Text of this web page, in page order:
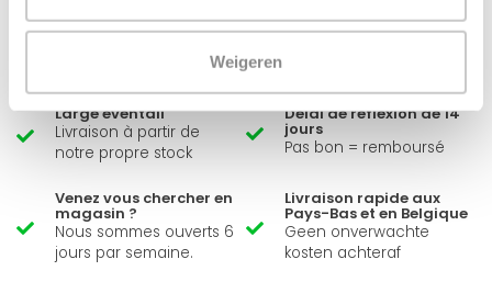
Weigeren
Large éventail
Livraison à partir de
notre propre stock
Délai de réflexion de 14
jours
Pas bon = remboursé
Venez vous chercher en
magasin ?
Nous sommes ouverts 6
jours par semaine.
Livraison rapide aux
Pays-Bas et en Belgique
Geen onverwachte
kosten achteraf